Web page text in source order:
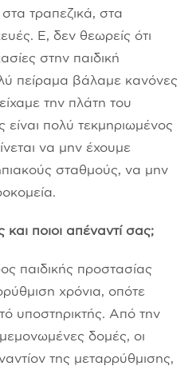
τραπεζικά, στα
Ε, δεν θεωρείς ότι
στην παιδική
πείραμα βάλαμε κανόνες
την πλάτη του
πολύ τεκμηριωμένος
να μην έχουμε
σταθμούς, να μην
ποιοι απέναντί σας;
παιδικής προστασίας
χρόνια, οπότε
υποστηρικτής. Από την
δομές, οι
της μεταρρύθμισης,